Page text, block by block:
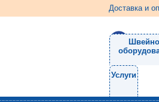
Доставка и
Услуги